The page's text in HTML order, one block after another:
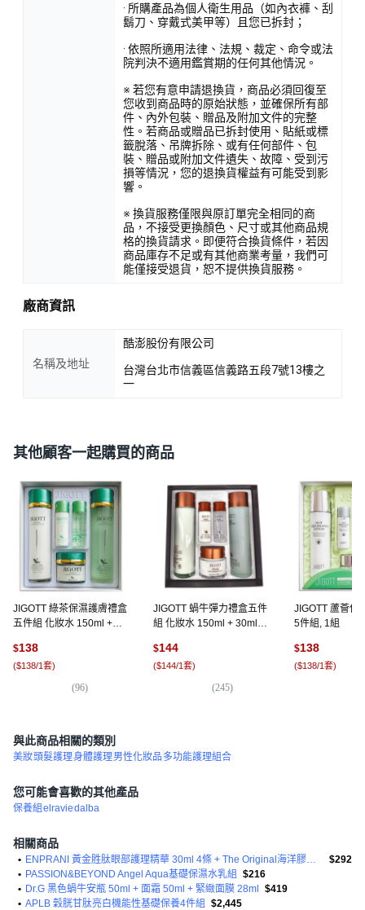
· 所購產品為個人衛生用品（如內衣褲、刮
鬍刀、穿戴式美甲等）且您已拆封；
· 依照所適用法律、法規、裁定、命令或法
院判決不適用鑑賞期的任何其他情況。
※ 若您有意申請退換貨，商品必須回復至
您收到商品時的原始狀態，並確保所有部
件、內外包裝、贈品及附加文件的完整
性。若商品或贈品已拆封使用、貼紙或標
籤脫落、吊牌拆除、或有任何部件、包
裝、贈品或附加文件遺失、故障、受到污
損等情況，您的退換貨權益有可能受到影
響。
※ 換貨服務僅限與原訂單完全相同的商
品，不接受更換顏色、尺寸或其他商品規
格的換貨請求。即便符合換貨條件，若因
商品庫存不足或有其他商業考量，我們可
能僅接受退貨，恕不提供換貨服務。
廠商資訊
名稱及地址
酷澎股份有限公司
台灣台北市信義區信義路五段7號13樓之
一
其他顧客一起購買的商品
JIGOTT 綠茶保濕護膚禮盒
五件組 化妝水 150ml +
+ 面霜50ml, 1組
$138
($138/1套)
(96)
JIGOTT 蝸牛彈力禮盒五件
組 化妝水 150ml + 30ml +
50ml, 1組
$144
($144/1套)
(245)
JIGOTT 蘆薈保
5件組, 1組
$138
($138/1套)
與此商品相關的類別
美妝頭髮護理身體護理男性化妝品 多功能護理組合
您可能會喜歡的其他產品
保養組 elraviedalba
相關商品
• ENPRANI 黃金胜肽眼部護理精華 30ml 4條 + The Original海洋膠原蛋白面膜 23ml 4片組
$292
• PASSION&BEYOND Angel Aqua基礎保濕水乳組
$216
• Dr.G 黑色蝸牛安瓶 50ml + 面霜 50ml + 緊緻面膜 28ml
$419
• APLB 穀胱甘肽亮白機能性基礎保養4件組
$2,445